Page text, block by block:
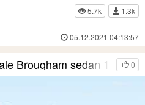
5.7k
1.3k
05.12.2021 04:13:57
0
Brougham sedan 1980